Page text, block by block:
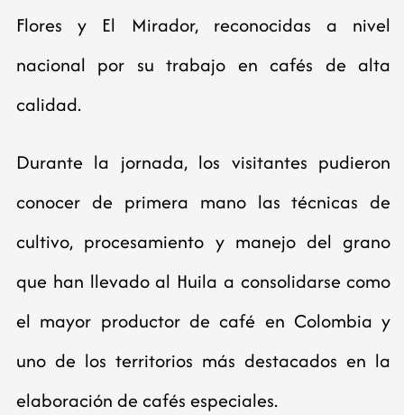
Flores y El Mirador, reconocidas a nivel
nacional por su trabajo en cafés de alta
calidad.
Durante la jornada, los visitantes pudieron
conocer de primera mano las técnicas de
cultivo, procesamiento y manejo del grano
que han llevado al Huila a consolidarse como
el mayor productor de café en Colombia y
uno de los territorios más destacados en la
elaboración de cafés especiales.